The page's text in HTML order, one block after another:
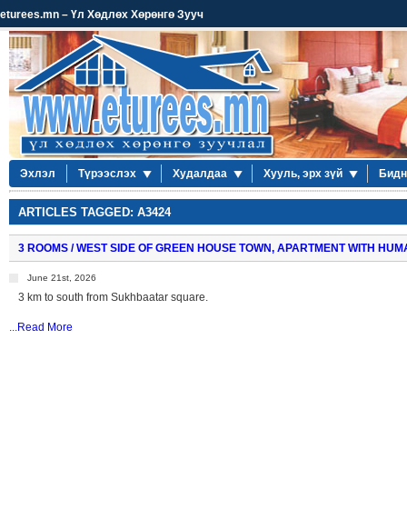
eturees.mn – Үл Хөдлөх Хөрөнгө Зууч
Эхлэл Түрээслэх Худалдаа Хууль, эрх зүй
ARTICLES TAGGED: A3424
3 ROOMS / WEST SIDE OF GREEN HOUSE TOWN, APARTMENT WITH
June 21st, 2026
3 km to south from Sukhbaatar square.
...Read More